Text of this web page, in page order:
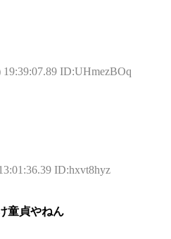
19:39:07.89 ID:UHmezBOq
ID:hxvt8hyz
童貞やねん